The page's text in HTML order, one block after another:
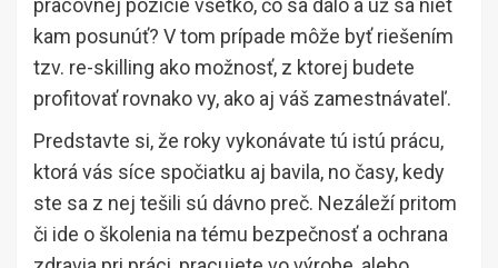
pracovnej pozície všetko, čo sa dalo a už sa niet
kam posunúť? V tom prípade môže byť riešením
tzv. re-skilling ako možnosť, z ktorej budete
profitovať rovnako vy, ako aj váš zamestnávateľ.
Predstavte si, že roky vykonávate tú istú prácu,
ktorá vás síce spočiatku aj bavila, no časy, kedy
ste sa z nej tešili sú dávno preč. Nezáleží pritom
či ide o školenia na tému bezpečnosť a ochrana